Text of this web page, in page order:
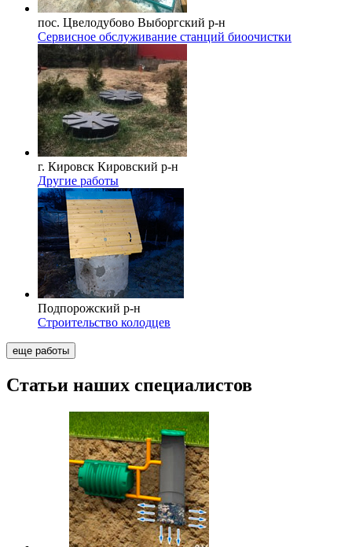
пос. Цвелодубово Выборгский р-н
Сервисное обслуживание станций биоочистки
г. Кировск Кировский р-н
Другие работы
Подпорожский р-н
Строительство колодцев
еще работы
Статьи наших специалистов